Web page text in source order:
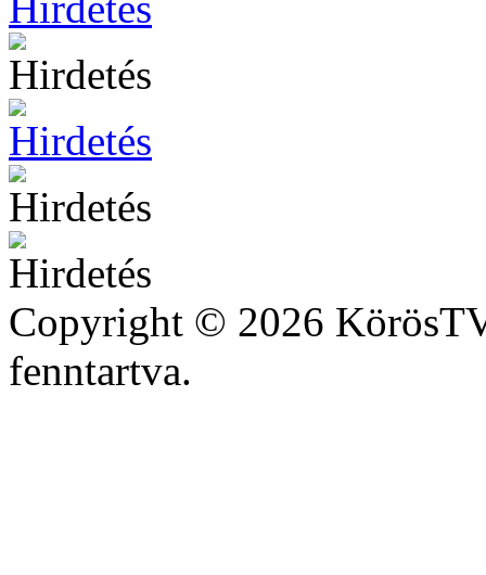
Copyright © 2026
fenntartva.